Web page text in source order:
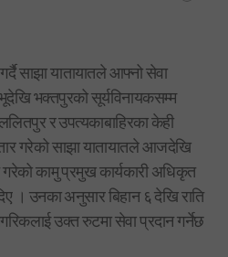
साझा यातायातले आफ्नो सेवा
भक्तपुरको सूर्यविनायकसम्म
र उपत्यकाबाहिरका केही
गरेको साझा यातायातले आजदेखि
कामु प्रमुख कार्यकारी अधिकृत
। उनका अनुसार बिहान ६ देखि राति
उक्त रुटमा सेवा प्रदान गर्नेछ